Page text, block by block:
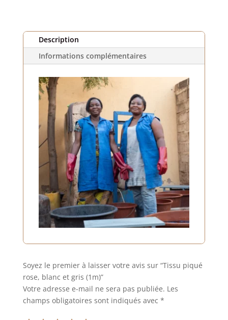
Description
Informations complémentaires
Soyez le premier à laisser votre avis sur “Tissu piqué
rose, blanc et gris (1m)”
Votre adresse e-mail ne sera pas publiée. Les
champs obligatoires sont indiqués avec *